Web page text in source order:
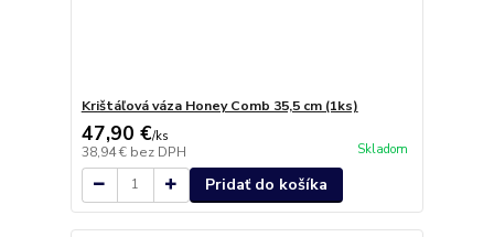
Krištáľová váza Honey Comb 35,5 cm (1ks)
47,90 €/ks
38,94 € bez DPH Skladom
Pridať do košíka